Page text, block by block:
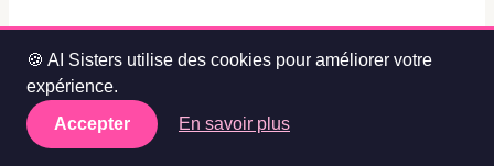
🍪 AI Sisters utilise des cookies pour améliorer votre
expérience.
Accepter
En savoir plus